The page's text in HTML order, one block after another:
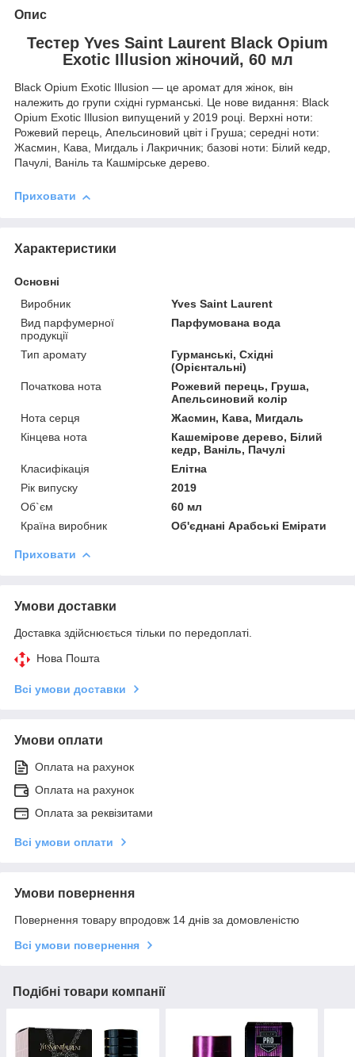
Опис
Тестер Yves Saint Laurent Black Opium
Exotic Illusion жіночий, 60 мл
Black Opium Exotic Illusion — це аромат для жінок, він
належить до групи східні гурманські. Це нове видання: Black
Opium Exotic Illusion випущений у 2019 році. Верхні ноти:
Рожевий перець, Апельсиновий цвіт і Груша; середні ноти:
Жасмин, Кава, Мигдаль і Лакричник; базові ноти: Білий кедр,
Пачулі, Ваніль та Кашмірське дерево.
Приховати
Характеристики
Основні
Виробник
Yves Saint Laurent
Вид парфумерної
продукції
Парфумована вода
Тип аромату
Гурманські, Східні
(Орієнтальні)
Початкова нота
Рожевий перець, Груша,
Апельсиновий колір
Нота серця
Жасмин, Кава, Мигдаль
Кінцева нота
Кашемірове дерево, Білий
кедр, Ваніль, Пачулі
Класифікація
Елітна
Рік випуску
2019
Об`єм
60 мл
Країна виробник
Об'єднані Арабські Емірати
Приховати
Умови доставки
Доставка здійснюється тільки по передоплаті.
Нова Пошта
Всі умови доставки
Умови оплати
Оплата на рахунок
Оплата на рахунок
Оплата за реквізитами
Всі умови оплати
Умови повернення
Повернення товару впродовж 14 днів за домовленістю
Всі умови повернення
Подібні товари компанії